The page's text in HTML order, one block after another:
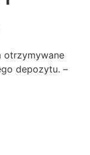
otrzymywane
depozytu. –